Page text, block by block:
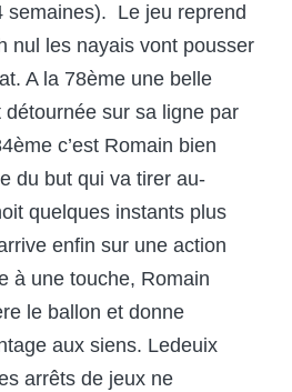
semaines). Le jeu reprend
nul les nayais vont pousser
A la 78ème une belle
sur sa ligne par
ème c’est Romain bien
du but qui va tirer au-
quelques instants plus
enfin sur une action
à une touche, Romain
le ballon et donne
aux siens. Ledeuix
arrêts de jeux ne